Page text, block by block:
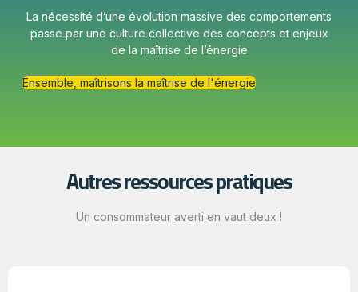
La nécessité d’une évolution massive des comportements
passe par une culture collective des concepts et enjeux
de la maîtrise de l’énergie
Ensemble, maîtrisons la maîtrise de l'énergie
Autres ressources pratiques
Un consommateur averti en vaut deux !